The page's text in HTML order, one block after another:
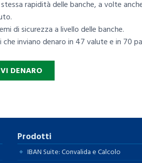
rapidità delle banche, a volte
di sicurezza a livello delle banche.
inviano denaro in 47 valute e in 70
DENARO
Prodotti
IBAN Suite: Convalida e Calcolo